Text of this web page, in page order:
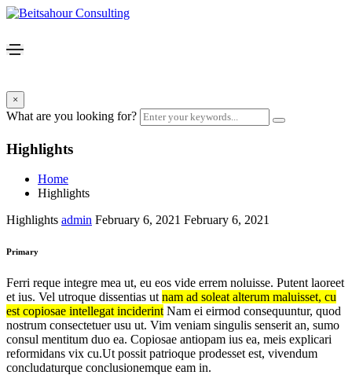
×
What are you looking for?
Highlights
Home
Highlights
Highlights admin February 6, 2021 February 6, 2021
Primary
Ferri reque integre mea ut, eu eos vide errem noluisse. Putent laoreet
et ius. Vel utroque dissentias ut nam ad soleat alterum maluisset, cu
est copiosae intellegat inciderint Nam ei eirmod consequuntur, quod
nostrum consectetuer usu ut. Vim veniam singulis senserit an, sumo
consul mentitum duo ea. Copiosae antiopam ius ea, meis explicari
reformidans vix cu.Ut possit patrioque prodesset est, vivendum
concludaturque conclusionemque eam in.